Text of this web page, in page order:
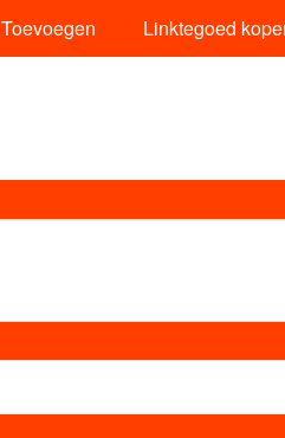
Toevoegen Linktegoed